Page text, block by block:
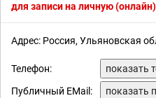
для записи на личную
Адрес: Россия, Ульяновская
Телефон:
показать
Публичный EMail:
показать